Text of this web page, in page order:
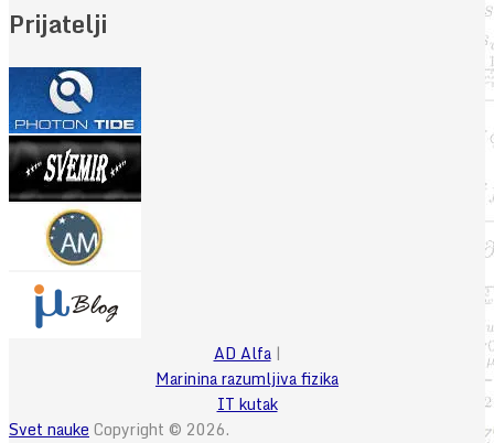
Prijatelji
AD Alfa|
Marinina razumljiva fizika
IT kutak
Svet nauke Copyright © 2026.